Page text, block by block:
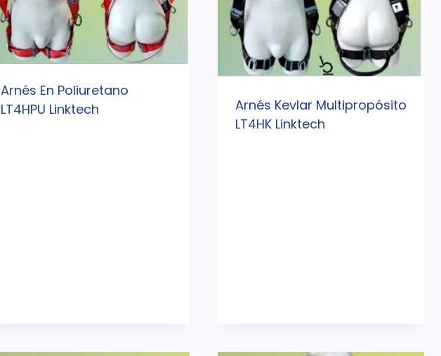
Arnés En Poliuretano
LT4HPU Linktech
Arnés Kevlar Multipropósito
LT4HK Linktech